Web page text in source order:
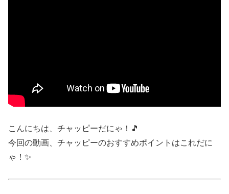
こんにちは、チャッピーだにゃ！🎵
今回の動画、チャッピーのおすすめポイントはこれだに
ゃ！✨